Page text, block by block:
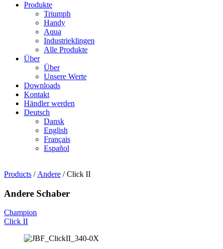
Produkte
Triumph
Handy
Aqua
Industrieklingen
Alle Produkte
Über
Über
Unsere Werte
Downloads
Kontakt
Händler werden
Deutsch
Dansk
English
Français
Español
Products / Andere / Click II
Andere Schaber
Champion
Click II